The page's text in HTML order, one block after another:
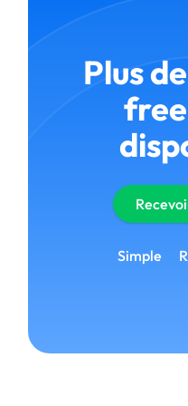
Plus
Simple